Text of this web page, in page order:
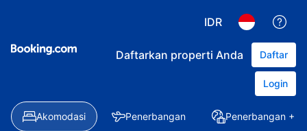
IDR
Daftarkan properti Anda Daftar
Login
Akomodasi Penerbangan Penerbangan +